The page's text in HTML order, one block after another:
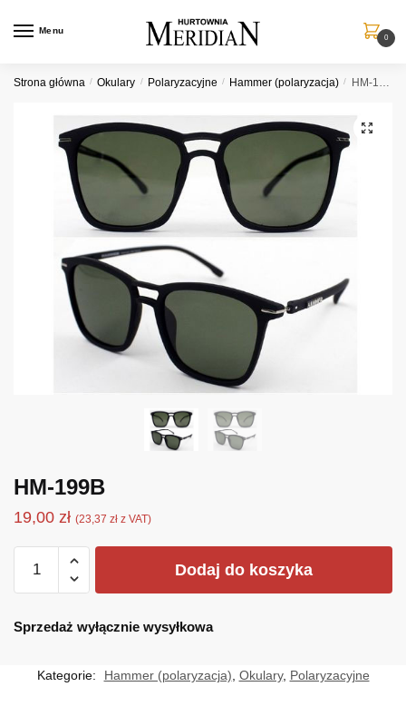
Menu
0
Strona główna / Okulary / Polaryzacyjne / Hammer (polaryzacja) / HM-199B
HM-199B
19,00 zł (23,37 zł z VAT)
HM-
Dodaj do koszyka
Sprzedaż wyłącznie wysyłkowa
Kategorie: Hammer (polaryzacja) Okulary, Polaryzacyjne